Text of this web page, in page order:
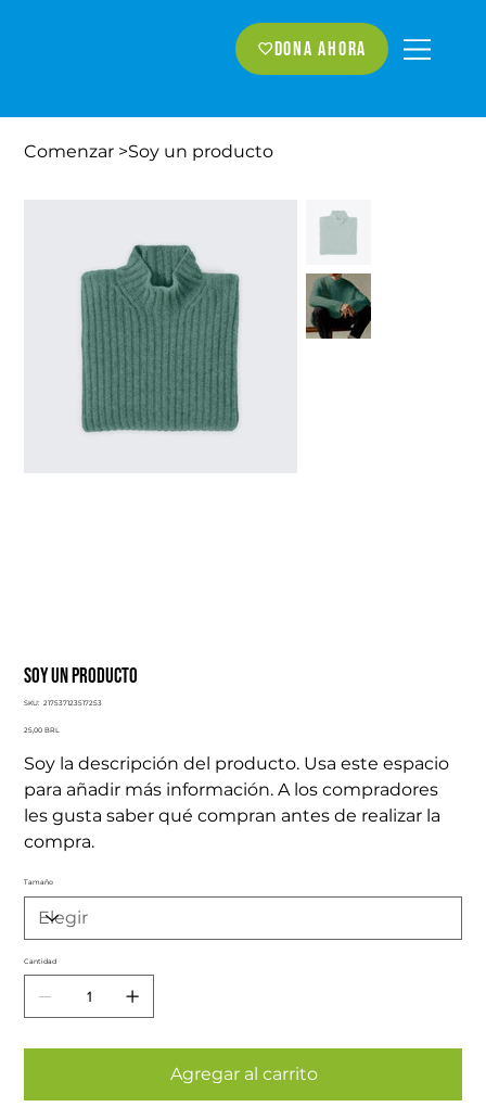
Dona ahora
Comenzar >Soy un producto
Soy un producto
SKU: SKU
217537123517253
Precio
25,00 BRL
Soy la descripción del producto. Usa este espacio
para añadir más información. A los compradores
les gusta saber qué compran antes de realizar la
compra.
Tamaño
Cantidad
Agregar al carrito